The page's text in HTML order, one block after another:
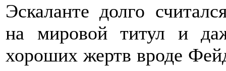
Эскаланте долго
на мировой титул и
хороших жертв вроде